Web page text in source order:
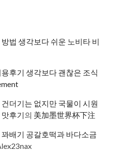
법 생각보다 쉬운 노비타 비
후기 생각보다 괜찮은 조식
더기는 없지만 국물이 시원
후기의 美加墨世界杯下注
배기 공갈호떡과 바다소금